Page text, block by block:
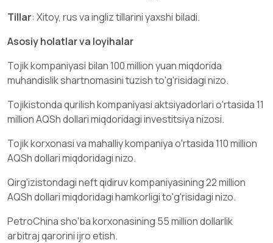
Tillar: Xitoy, rus va ingliz tillarini yaxshi biladi.
Asosiy holatlar va loyihalar
Tojik kompaniyasi bilan 100 million yuan miqdorida
muhandislik shartnomasini tuzish to'g'risidagi nizo.
Tojikistonda qurilish kompaniyasi aktsiyadorlari o'rtasida 11
million AQSh dollari miqdoridagi investitsiya nizosi.
Tojik korxonasi va mahalliy kompaniya o'rtasida 110 million
AQSh dollari miqdoridagi nizo.
Qirg'izistondagi neft qidiruv kompaniyasining 22 million
AQSh dollari miqdoridagi hamkorligi to'g'risidagi nizo.
PetroChina sho'ba korxonasining 55 million dollarlik
arbitraj qarorini ijro etish.